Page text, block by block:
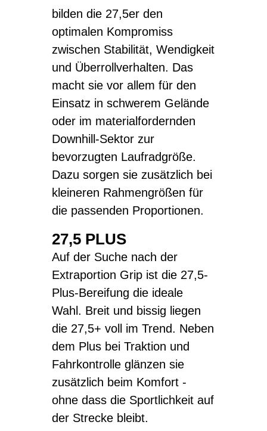
bilden die 27,5er den
optimalen Kompromiss
zwischen Stabilität, Wendigkeit
und Überrollverhalten. Das
macht sie vor allem für den
Einsatz in schwerem Gelände
oder im materialfordernden
Downhill-Sektor zur
bevorzugten Laufradgröße.
Dazu sorgen sie zusätzlich bei
kleineren Rahmengrößen für
die passenden Proportionen.
27,5 PLUS
Auf der Suche nach der
Extraportion Grip ist die 27,5-
Plus-Bereifung die ideale
Wahl. Breit und bissig liegen
die 27,5+ voll im Trend. Neben
dem Plus bei Traktion und
Fahrkontrolle glänzen sie
zusätzlich beim Komfort -
ohne dass die Sportlichkeit auf
der Strecke bleibt.